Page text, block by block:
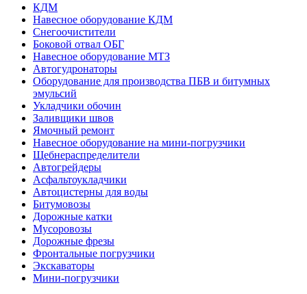
КДМ
Навесное оборудование КДМ
Снегоочистители
Боковой отвал ОБГ
Навесное оборудование МТЗ
Автогудронаторы
Оборудование для производства ПБВ и битумных
эмульсий
Укладчики обочин
Заливщики швов
Ямочный ремонт
Навесное оборудование на мини-погрузчики
Щебнераспределители
Автогрейдеры
Асфальтоукладчики
Автоцистерны для воды
Битумовозы
Дорожные катки
Мусоровозы
Дорожные фрезы
Фронтальные погрузчики
Экскаваторы
Мини-погрузчики